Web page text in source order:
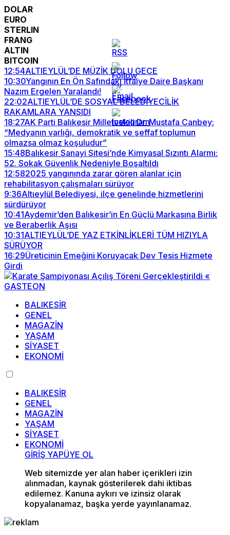
DOLAR
EURO
STERLIN
FRANG
ALTIN
BITCOIN
12:54ALTIEYLÜL’DE MÜZİK DOLU GECE
10:30Yangının En Ön Safındaki İtfaiye Daire Başkanı
Nazım Ergelen Yaralandı!
22:02ALTIEYLÜL’DE SOSYAL BELEDİYECİLİK
RAKAMLARA YANSIDI
18:27AK Parti Balıkesir Milletvekili Dr. Mustafa Canbey:
“Medyanın varlığı, demokratik ve şeffaf toplumun
olmazsa olmaz koşuludur”
15:48Balıkesir Sanayi Sitesi’nde Kimyasal Sızıntı Alarmı:
52. Sokak Güvenlik Nedeniyle Boşaltıldı
12:582025 yangınında zarar gören alanlar için
rehabilitasyon çalışmaları sürüyor
9:36Altıeylül Belediyesi, ilçe genelinde hizmetlerini
sürdürüyor
10:41Aydemir’den Balıkesir’in En Güçlü Markasına Birlik
ve Beraberlik Aşısı
10:31ALTIEYLÜL’DE YAZ ETKİNLİKLERİ TÜM HIZIYLA
SÜRÜYOR
16:29Üreticinin Emeğini Koruyacak Dev Tesis Hizmete
Girdi
BALIKESİR
GENEL
MAGAZİN
YAŞAM
SİYASET
EKONOMİ
BALIKESİR
GENEL
MAGAZİN
YAŞAM
SİYASET
EKONOMİ
GİRİŞ YAPÜYE OL
Web sitemizde yer alan haber içerikleri izin
alınmadan, kaynak gösterilerek dahi iktibas
edilemez. Kanuna aykırı ve izinsiz olarak
kopyalanamaz, başka yerde yayınlanamaz.